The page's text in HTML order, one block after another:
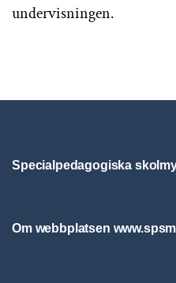
undervisningen.
Specialpedagogiska
Om webbplatsen